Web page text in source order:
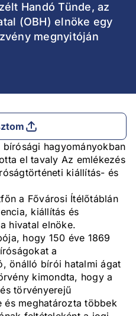
Handó Tünde, az
(OBH) elnöke egy
megnyitóján
hagyományokban
el tavaly Az emlékezés
kiállítás- és
a Fővárosi Ítélőtáblán
kiállítás és
hivatal elnöke.
hogy 150 éve 1869
a
önálló bírói hatalmi ágat
kimondta, hogy a
törvényerejű
és meghatározta többek